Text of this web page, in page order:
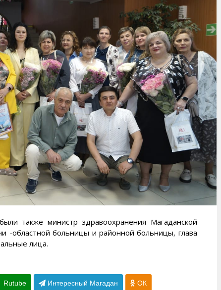
также министр здравоохранения Магаданской
-областной больницы и районной больницы, глава
лица.
Rutube Интересный Магадан ОК